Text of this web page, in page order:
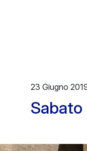
23 Giugno